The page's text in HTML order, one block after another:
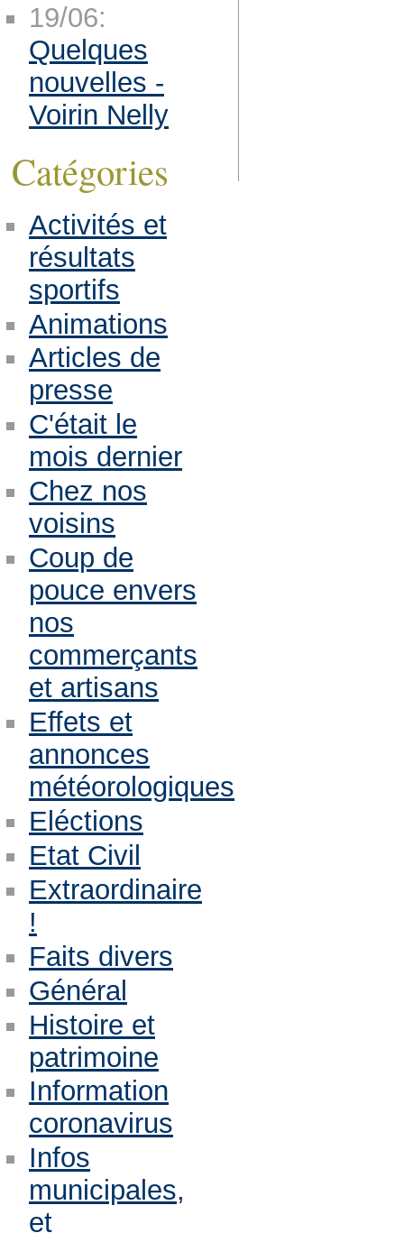
19/06:
Quelques
nouvelles -
Voirin Nelly
Catégories
Activités et
résultats
sportifs
Animations
Articles de
presse
C'était le
mois dernier
Chez nos
voisins
Coup de
pouce envers
nos
commerçants
et artisans
Effets et
annonces
météorologiques
Eléctions
Etat Civil
Extraordinaire
!
Faits divers
Général
Histoire et
patrimoine
Information
coronavirus
Infos
municipales,
et